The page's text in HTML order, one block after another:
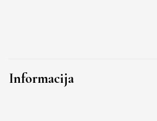
Informacija